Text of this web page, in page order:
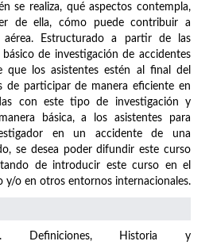
se realiza, qué aspectos contempla,
de ella, cómo puede contribuir a
aérea. Estructurado a partir de las
de investigación de accidentes
que los asistentes estén al final del
de participar de manera eficiente en
con este tipo de investigación y
básica, a los asistentes para
en un accidente de una
se desea poder difundir este curso
de introducir este curso en el
y/o en otros entornos internacionales.
Historia y